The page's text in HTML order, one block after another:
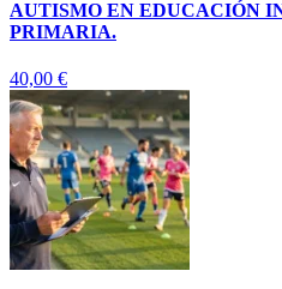
AUTISMO EN EDUCACIÓN
PRIMARIA.
40,00 €